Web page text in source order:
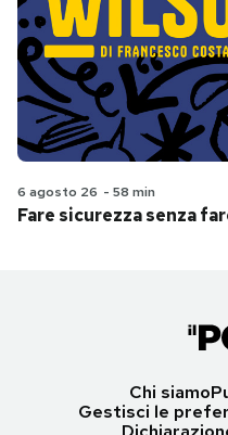
6 agosto 26 - 58 min
Fare sicurezza senza
Chi siamo
Gestisci le